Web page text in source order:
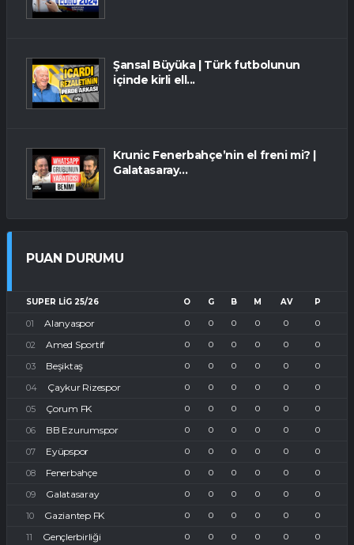
Şansal Büyüka | Türk futbolunun
içinde kirli ell...
Krunic Fenerbahçe’nin el freni mi? |
Galatasaray...
PUAN DURUMU
SUPER LIG 25/26 O G B M AV P
Alanyaspor 0 0 0 0 0 0
Amed Sportif 0 0 0 0 0 0
Beşiktaş 0 0 0 0 0 0
Çaykur Rizespor 0 0 0 0 0 0
Çorum FK 0 0 0 0 0 0
BB Ezurumspor 0 0 0 0 0 0
Eyüpspor 0 0 0 0 0 0
Fenerbahçe 0 0 0 0 0 0
Galatasaray 0 0 0 0 0 0
Gaziantep FK 0 0 0 0 0 0
Gençlerbirliği 0 0 0 0 0 0